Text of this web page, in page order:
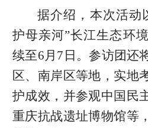
据介绍，本次活动
护母亲河”长江生态环
续至6月7日。参访团还
区、南岸区等地，实地
护成效，并参观中国民
重庆抗战遗址博物馆等